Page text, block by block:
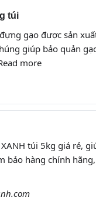
túi
gạo được sản
giúp bảo quản
more
túi 5kg giá rẻ,
bảo hàng chính